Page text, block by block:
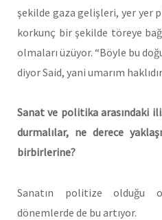
şekilde gaza gelişleri, yer yer
korkunç bir şekilde töreye
olmaları üzüyor. “Böyle bu
diyor Said, yani umarım
Sanat ve politika arasındaki
durmalılar, ne derece
birbirlerine?
Sanatın politize olduğu
dönemlerde de bu artıyor.